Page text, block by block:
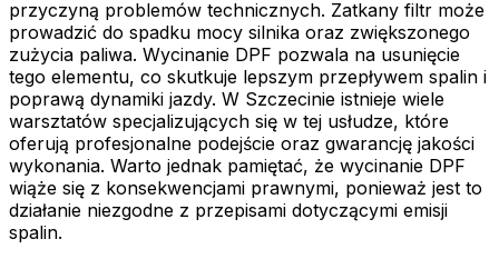
przyczyną problemów technicznych. Zatkany filtr może
prowadzić do spadku mocy silnika oraz zwiększonego
zużycia paliwa. Wycinanie DPF pozwala na usunięcie
tego elementu, co skutkuje lepszym przepływem spalin i
poprawą dynamiki jazdy. W Szczecinie istnieje wiele
warsztatów specjalizujących się w tej usłudze, które
oferują profesjonalne podejście oraz gwarancję jakości
wykonania. Warto jednak pamiętać, że wycinanie DPF
wiąże się z konsekwencjami prawnymi, ponieważ jest to
działanie niezgodne z przepisami dotyczącymi emisji
spalin.